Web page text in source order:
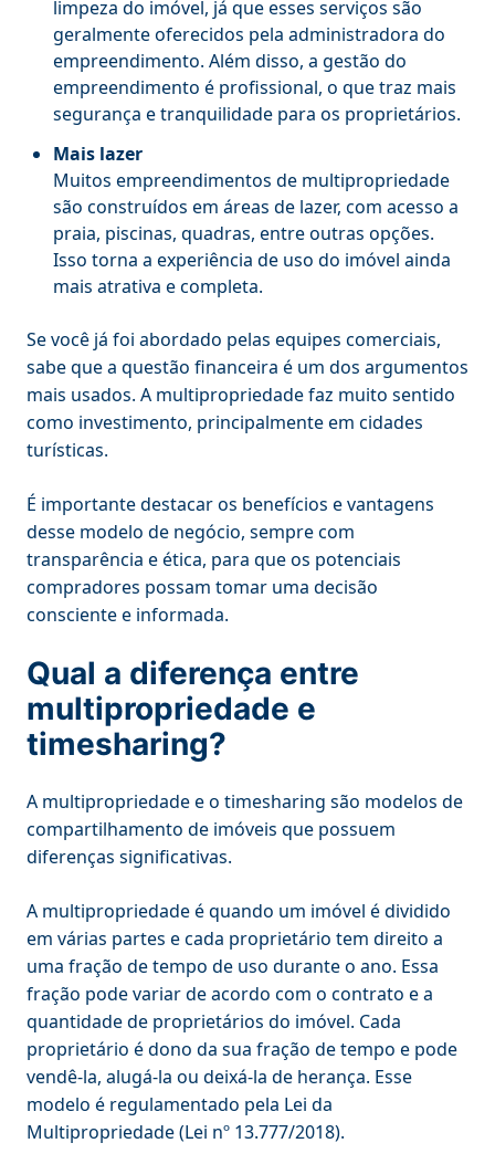
limpeza do imóvel, já que esses serviços são
geralmente oferecidos pela administradora do
empreendimento. Além disso, a gestão do
empreendimento é profissional, o que traz mais
segurança e tranquilidade para os proprietários.
Mais lazer
Muitos empreendimentos de multipropriedade
são construídos em áreas de lazer, com acesso a
praia, piscinas, quadras, entre outras opções.
Isso torna a experiência de uso do imóvel ainda
mais atrativa e completa.
Se você já foi abordado pelas equipes comerciais,
sabe que a questão financeira é um dos argumentos
mais usados. A multipropriedade faz muito sentido
como investimento, principalmente em cidades
turísticas.
É importante destacar os benefícios e vantagens
desse modelo de negócio, sempre com
transparência e ética, para que os potenciais
compradores possam tomar uma decisão
consciente e informada.
Qual a diferença entre
multipropriedade e
timesharing?
A multipropriedade e o timesharing são modelos de
compartilhamento de imóveis que possuem
diferenças significativas.
A multipropriedade é quando um imóvel é dividido
em várias partes e cada proprietário tem direito a
uma fração de tempo de uso durante o ano. Essa
fração pode variar de acordo com o contrato e a
quantidade de proprietários do imóvel. Cada
proprietário é dono da sua fração de tempo e pode
vendê-la, alugá-la ou deixá-la de herança. Esse
modelo é regulamentado pela Lei da
Multipropriedade (Lei nº 13.777/2018).